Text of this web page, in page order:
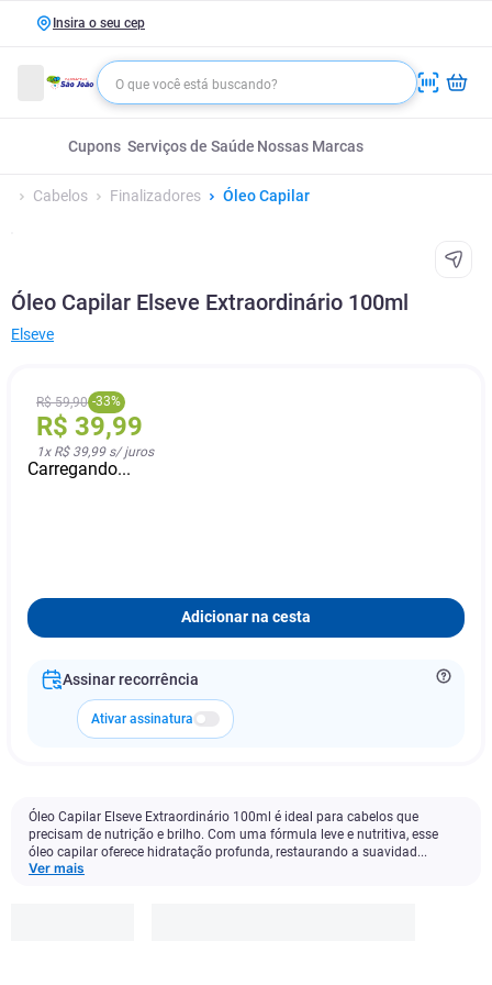
Insira o seu cep
Cupons Serviços de Saúde Nossas Marcas
Cabelos Finalizadores Óleo Capilar
Óleo Capilar Elseve Extraordinário 100ml
Elseve
R$ 59,90 -33%
R$ 39,99
1x R$ 39,99s/ juros
Carregando...
Adicionar na cesta
Assinar recorrência
Ativar assinatura
Óleo Capilar Elseve Extraordinário 100ml é ideal para cabelos que
precisam de nutrição e brilho. Com uma fórmula leve e nutritiva, esse
óleo capilar oferece hidratação profunda, restaurando a suavidad...
Ver mais